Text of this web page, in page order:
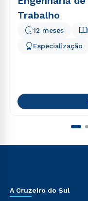
Trabalho
12 meses
Especialização
A Cruzeiro do Sul